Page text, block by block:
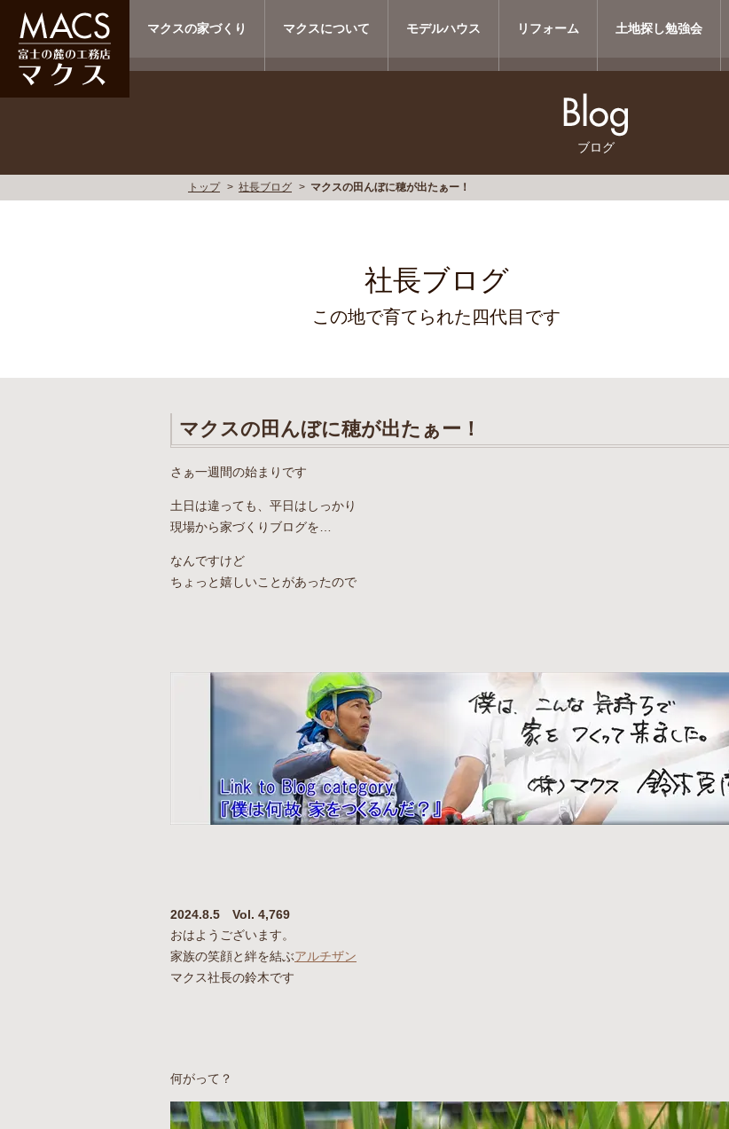
マクスの家づくり マクスについて モデルハウス リフォーム 土地探し勉強会
ブログ
トップ 社長ブログ マクスの田んぼに穂が出たぁー！
社長ブログ
この地で育てられた四代目です
マクスの田んぼに穂が出たぁー！
さぁ一週間の始まりです
土日は違っても、平日はしっかり
現場から家づくりブログを…
なんですけど
ちょっと嬉しいことがあったので
2024.8.5 Vol. 4,769
おはようございます。
家族の笑顔と絆を結ぶアルチザン
マクス社長の鈴木です
何がって？